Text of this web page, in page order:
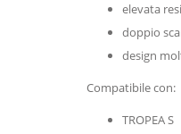
elevata
doppio
design
Compatibile con:
TROPEA S